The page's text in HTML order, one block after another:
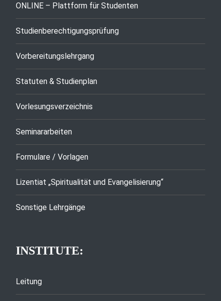
ONLINE – Plattform für Studenten
Studienberechtigungsprüfung
Vorbereitungslehrgang
Statuten & Studienplan
Vorlesungsverzeichnis
Seminararbeiten
Formulare / Vorlagen
Lizentiat „Spiritualität und Evangelisierung“
Sonstige Lehrgänge
INSTITUTE:
Leitung